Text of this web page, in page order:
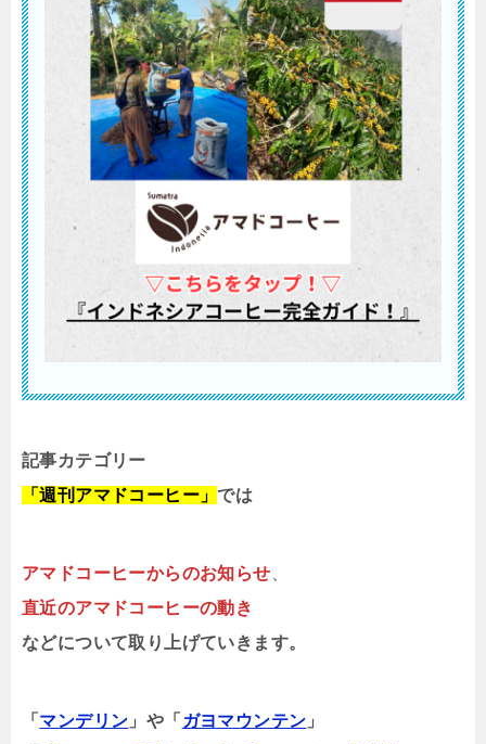
記事カテゴリー
「週刊アマドコーヒー」では
アマドコーヒーからのお知らせ
直近のアマドコーヒーの動き
などについて取り上げていきます。
「 マンデリン 」や「 ガヨマウンテン 」